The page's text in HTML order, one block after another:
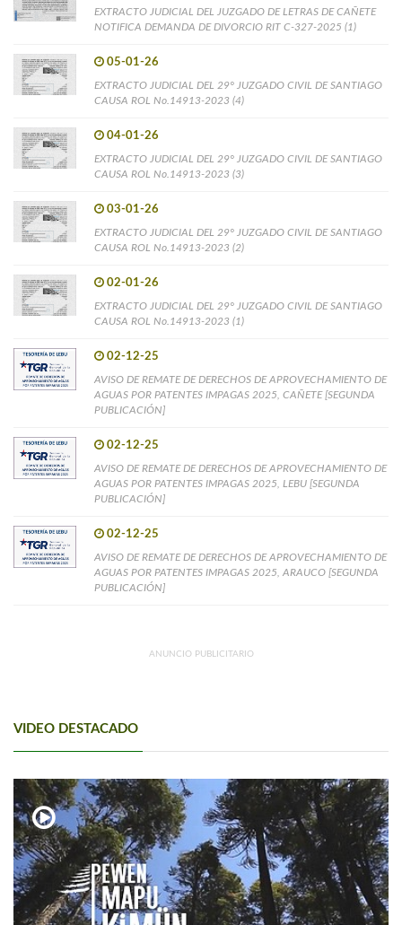
EXTRACTO JUDICIAL DEL JUZGADO DE LETRAS DE CAÑETE
NOTIFICA DEMANDA DE DIVORCIO RIT C-327-2025 (1)
05-01-26
EXTRACTO JUDICIAL DEL 29° JUZGADO CIVIL DE SANTIAGO
CAUSA ROL No.14913-2023 (4)
04-01-26
EXTRACTO JUDICIAL DEL 29° JUZGADO CIVIL DE SANTIAGO
CAUSA ROL No.14913-2023 (3)
03-01-26
EXTRACTO JUDICIAL DEL 29° JUZGADO CIVIL DE SANTIAGO
CAUSA ROL No.14913-2023 (2)
02-01-26
EXTRACTO JUDICIAL DEL 29° JUZGADO CIVIL DE SANTIAGO
CAUSA ROL No.14913-2023 (1)
02-12-25
AVISO DE REMATE DE DERECHOS DE APROVECHAMIENTO DE
AGUAS POR PATENTES IMPAGAS 2025, CAÑETE [SEGUNDA
PUBLICACIÓN]
02-12-25
AVISO DE REMATE DE DERECHOS DE APROVECHAMIENTO DE
AGUAS POR PATENTES IMPAGAS 2025, LEBU [SEGUNDA
PUBLICACIÓN]
02-12-25
AVISO DE REMATE DE DERECHOS DE APROVECHAMIENTO DE
AGUAS POR PATENTES IMPAGAS 2025, ARAUCO [SEGUNDA
PUBLICACIÓN]
ANUNCIO PUBLICITARIO
VIDEO DESTACADO